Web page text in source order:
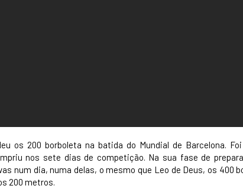
os 200 borboleta na batida do Mundial de Barcelona.
nos sete dias de competição. Na sua fase de
num dia, numa delas, o mesmo que Leo de Deus, os 400
200 metros.